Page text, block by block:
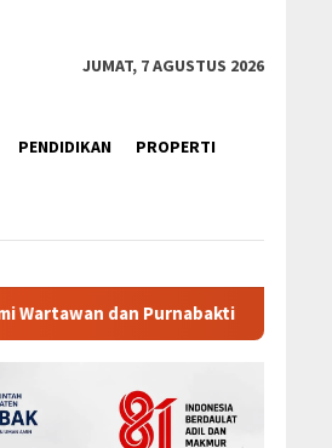
JUMAT, 7 AGUSTUS 2026
PENDIDIKAN PROPERTI
Ratusan Purna Bhakti dan